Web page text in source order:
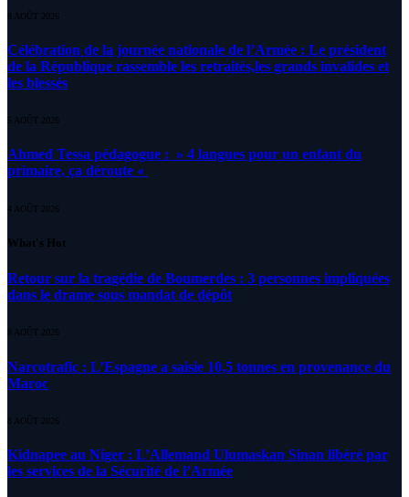
8 AOÛT 2026
Célébration de la journée nationale de l’Armée : Le président
de la République rassemble les retraités,les grands invalides et
les blessés
5 AOÛT 2026
Ahmed Tessa pédagogue : » 4 langues pour un enfant du
primaire, ça déroute «
4 AOÛT 2026
What's Hot
Retour sur la tragédie de Boumerdes : 3 personnes impliquées
dans le drame sous mandat de dépôt
8 AOÛT 2026
Narcotrafic : L’Espagne a saisie 10,5 tonnes en provenance du
Maroc
8 AOÛT 2026
Kidnapee au Niger : L’Allemand Ulumaskan Sinan libéré par
les services de la Sécurité de l’Armée